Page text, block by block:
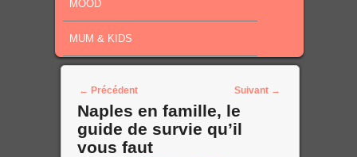
MOOD
MUM & KIDS
Post navigation
← Précédent Suivant →
Naples en famille, le
guide de survie qu’il
vous faut